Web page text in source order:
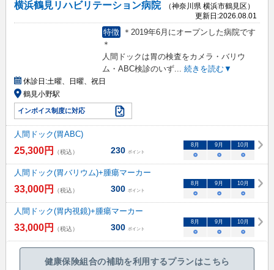
横浜鶴見リハビリテーション病院
（神奈川県 横浜市鶴見区）
更新日:2026.08.01
特徴
＊2019年6月にオープンした病院です
＊
人間ドックは胃の検査をカメラ・バリウ
ム・ABC検診のいず... 続きを読む▼
休診日:土曜、日曜、祝日
鶴見小野駅
インボイス制度に対応
人間ドック(胃ABC)
25,300円 （税込） 230 ポイント
8月 9月 10月
○ ○ ○
人間ドック(胃バリウム)+腫瘍マーカー
33,000円 （税込） 300 ポイント
8月 9月 10月
○ ○ ○
人間ドック(胃内視鏡)+腫瘍マーカー
33,000円 （税込） 300 ポイント
8月 9月 10月
○ ○ ○
健康保険組合の補助を利用するプランはこちら